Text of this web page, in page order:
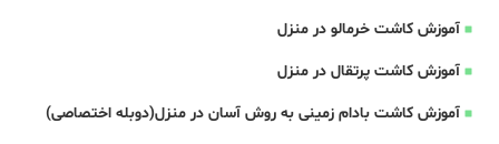
آموزش کاشت خرمالو در منزل
آموزش کاشت پرتقال در منزل
آموزش کاشت بادام زمینی به روش آسان در منزل(دوبله اختصاصی)